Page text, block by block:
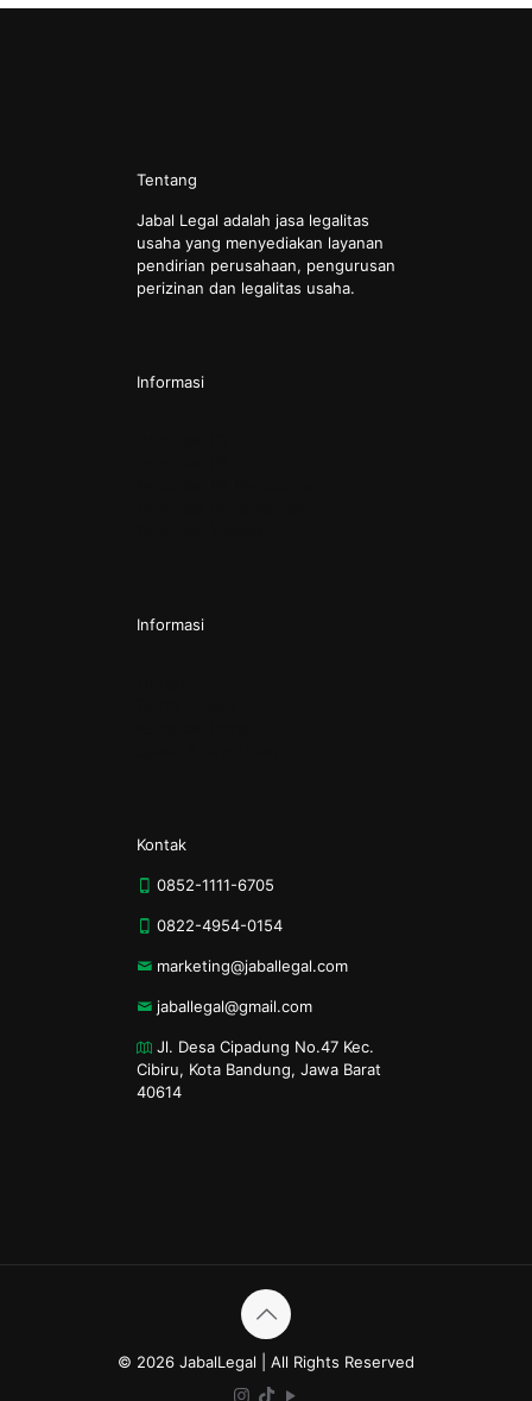
Tentang
Jabal Legal adalah jasa legalitas
usaha yang menyediakan layanan
pendirian perusahaan, pengurusan
perizinan dan legalitas usaha.
Informasi
Informasi
Kontak
0852-1111-6705
0822-4954-0154
marketing@jaballegal.com
jaballegal@gmail.com
Jl. Desa Cipadung No.47 Kec.
Cibiru, Kota Bandung, Jawa Barat
40614
© 2026 JabalLegal | All Rights Reserved